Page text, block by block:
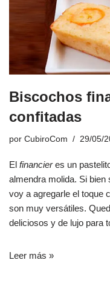
Biscochos
confitadas
por CubiroCom 29/05/
El financieres un
almendra molida. Si bien
voy a agregarle el toque
son muy versátiles.
deliciosos y de lujo para
Leer más »